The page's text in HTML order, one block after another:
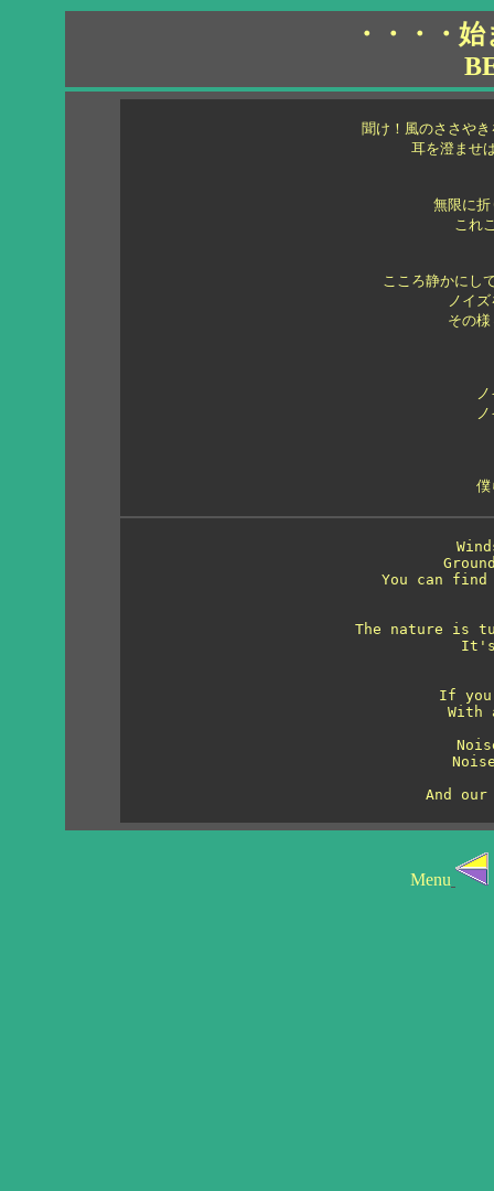
・・・・
聞け！風のささや
耳を澄ませ
無限に
これ
こころ静かにし
ノイ
その
僕
You can
The nature is
If
With
And
Menu